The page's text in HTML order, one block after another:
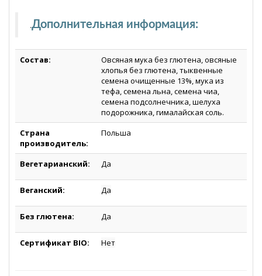
.Дополнительная информация:
Состав:
Овсяная мука без глютена, овсяные
хлопья без глютена, тыквенные
семена очищенные 13%, мука из
тефа, семена льна, семена чиа,
семена подсолнечника, шелуха
подорожника, гималайская соль.
Страна
производитель:
Польша
Вегетарианский: Да
Веганский: Да
Без глютена: Да
Сертификат BIO: Нет